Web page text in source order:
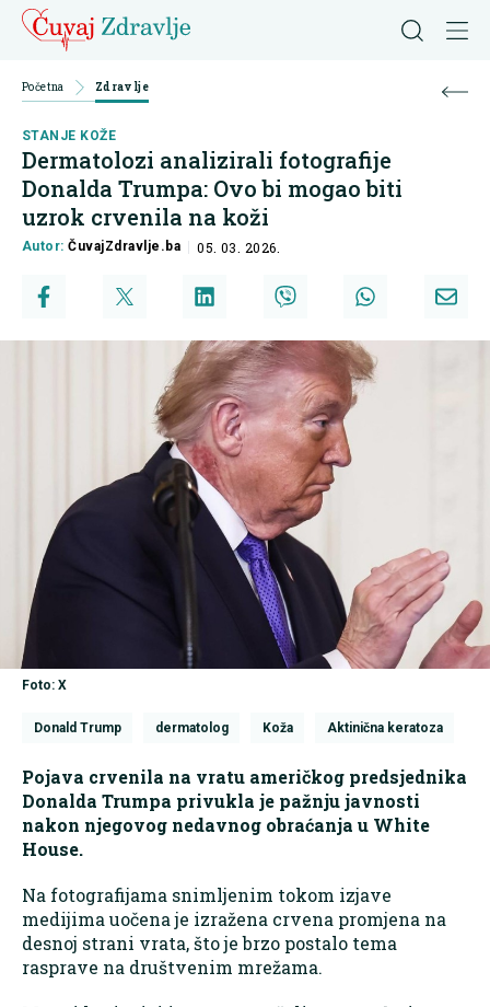
Početna Zdravlje
STANJE KOŽE
Dermatolozi analizirali fotografije
Donalda Trumpa: Ovo bi mogao biti
uzrok crvenila na koži
Autor:ČuvajZdravlje.ba 05. 03. 2026.
Foto: X
Donald Trump dermatolog Koža Aktinična keratoza
Pojava crvenila na vratu američkog predsjednika
Donalda Trumpa privukla je pažnju javnosti
nakon njegovog nedavnog obraćanja u White
House.
Na fotografijama snimljenim tokom izjave
medijima uočena je izražena crvena promjena na
desnoj strani vrata, što je brzo postalo tema
rasprave na društvenim mrežama.